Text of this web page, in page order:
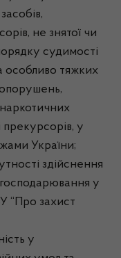
не знятої чи
судимості
особливо тяжких
прекурсорів, у
України;
здійснення
господарювання у
“Про захист
у